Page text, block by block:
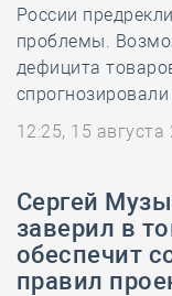
России
проблемы.
дефицита
12:25, 15 августа
Сергей
заверил в
обеспечит
правил